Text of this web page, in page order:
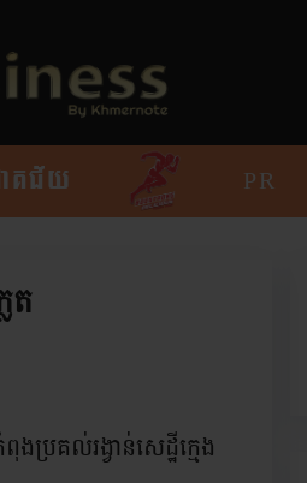
គជ័យ PR
ត
រគល់រង្វាន់សេដ្ឋីក្មេង